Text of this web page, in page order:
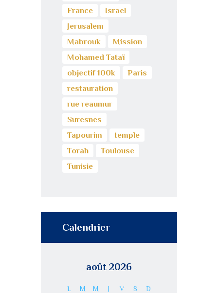
France
Israel
Jerusalem
Mabrouk
Mission
Mohamed Tataï
objectif 100k
Paris
restauration
rue reaumur
Suresnes
Tapourim
temple
Torah
Toulouse
Tunisie
Calendrier
août 2026
L M M J V S D